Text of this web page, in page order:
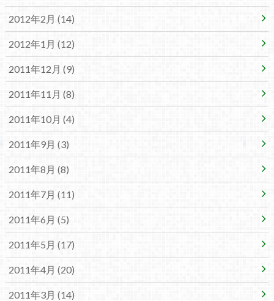
2012年2月 (14)
2012年1月 (12)
2011年12月 (9)
2011年11月 (8)
2011年10月 (4)
2011年9月 (3)
2011年8月 (8)
2011年7月 (11)
2011年6月 (5)
2011年5月 (17)
2011年4月 (20)
2011年3月 (14)